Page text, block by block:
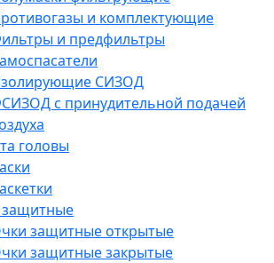
и комплектующие
и предфильтры
СИЗОД
с принудительной подачей
головы
защитные открытые
защитные закрытые